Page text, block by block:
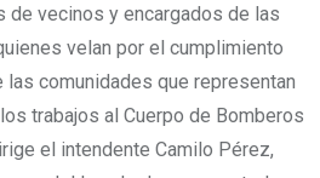
de vecinos y encargados de las
velan por el cumplimiento
las comunidades que representan
trabajos al Cuerpo de Bomberos
el intendente Camilo Pérez,